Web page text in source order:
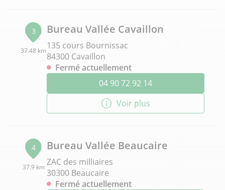
3
37.48 km
Bureau Vallée Cavaillon
135 cours Bournissac
84300 Cavaillon
Fermé actuellement
04 90 72 92 14
Voir plus
4
37.9 km
Bureau Vallée Beaucaire
ZAC des milliaires
30300 Beaucaire
Fermé actuellement